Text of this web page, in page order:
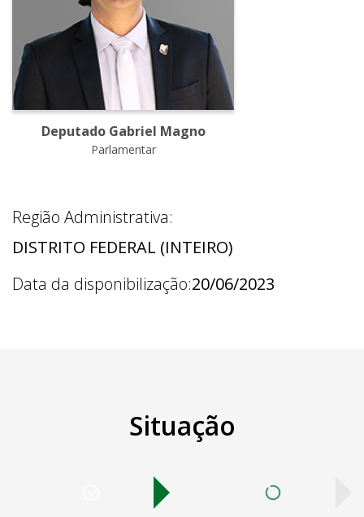
Deputado Gabriel Magno
Parlamentar
Região Administrativa:
DISTRITO FEDERAL (INTEIRO)
Data da disponibilização:20/06/2023
Situação